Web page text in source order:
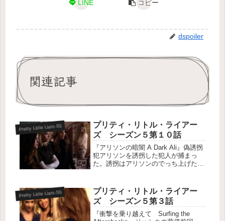
LINE コピー
dspoiler
関連記事
Pretty Little Liars-S5
プリティ・リトル・ライアー
ズ シーズン５第１０話
『アリソンの暗闇 A Dark Ali』偽誘拐
犯アリソンを誘拐した犯人が捕まっ
た。誘拐はアリソンのでっち上げた話
じ供述をしている。偽の誘拐犯に困惑
するアリソンは、誘拐時に目隠...
Pretty Little Liars-S5
プリティ・リトル・ライアー
ズ シーズン５第３話
『衝撃を乗り越えて Surfing the